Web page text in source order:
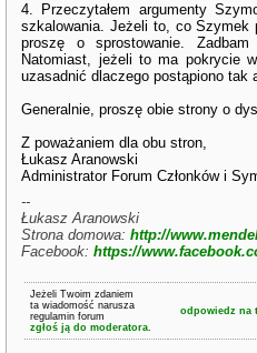
4. Przeczytałem argumenty
szkalowania. Jeżeli to, co
proszę o sprostowanie.
Natomiast, jeżeli to ma pokrycie
uzasadnić dlaczego postąpiono tak
Generalnie, proszę obie strony o
Z poważaniem dla obu stron,
Łukasz Aranowski
Administrator Forum Członków i
--
Łukasz Aranowski
Strona domowa:http://
Facebook:https://
Jeżeli Twoim zdaniem
ta wiadomość narusza
regulamin forum
zgłoś ją do moderatora.
odpowiedz na